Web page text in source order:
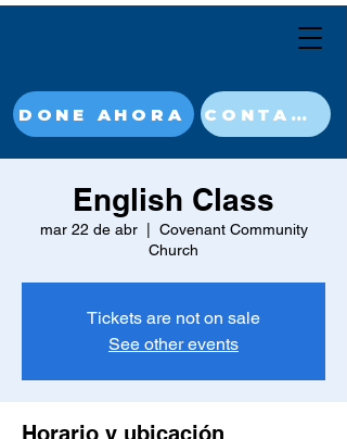
DONE AHORA CONTACT
English Class
mar 22 de abr
  |
Covenant Community
Church
Tickets are not on sale
See other events
Horario y ubicación